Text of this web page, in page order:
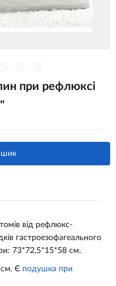
при рефлюксі
від рефлюкс-
гастроезофагеального
73*72,5*15*58 см.
Є подушка при